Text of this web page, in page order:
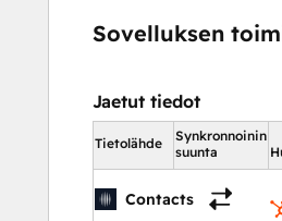
Sovelluksen
Jaetut tiedot
Tietolähde
Synkronnoinin
suunta
Contacts